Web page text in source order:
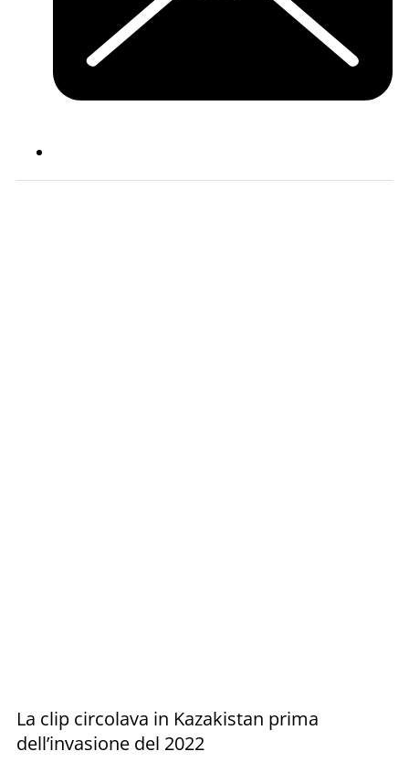
La clip circolava in Kazakistan prima
dell’invasione del 2022